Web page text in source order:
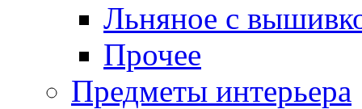
Льняное с
Прочее
Предметы интерьера